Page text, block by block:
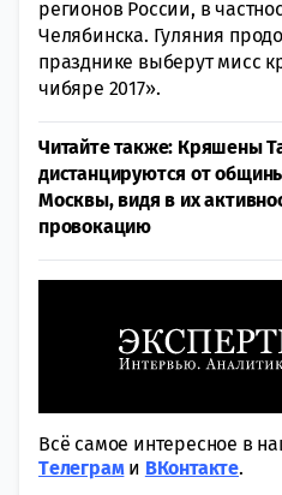
регионов России, в
Челябинска. Гуляния
празднике выберут мисс
чибяре 2017».
Читайте также: Кряшены
дистанцируются от
Москвы, видя в их
провокацию
Всё самое интересное в
Tелеграми ВКонтакте.